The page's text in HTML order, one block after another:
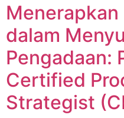
dalam
Pengadaan:
Certified
Strategist